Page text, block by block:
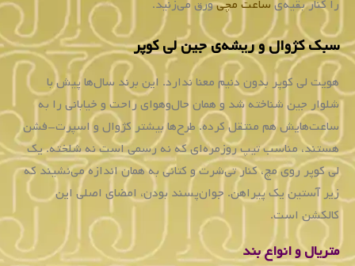
که
ساعت‌های
ما
به
گونه‌ای
تولید
می‌شوند
که
همیشه
با
کیفیت
بالا